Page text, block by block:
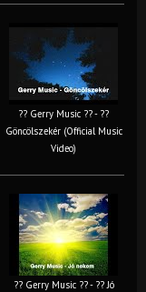
?? Gerry Music ?? - ??
Göncölszekér (Official Music
Video)
?? Gerry Music ?? - ?? Jó